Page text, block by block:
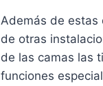
Además de estas
de otras
de las camas las
funciones